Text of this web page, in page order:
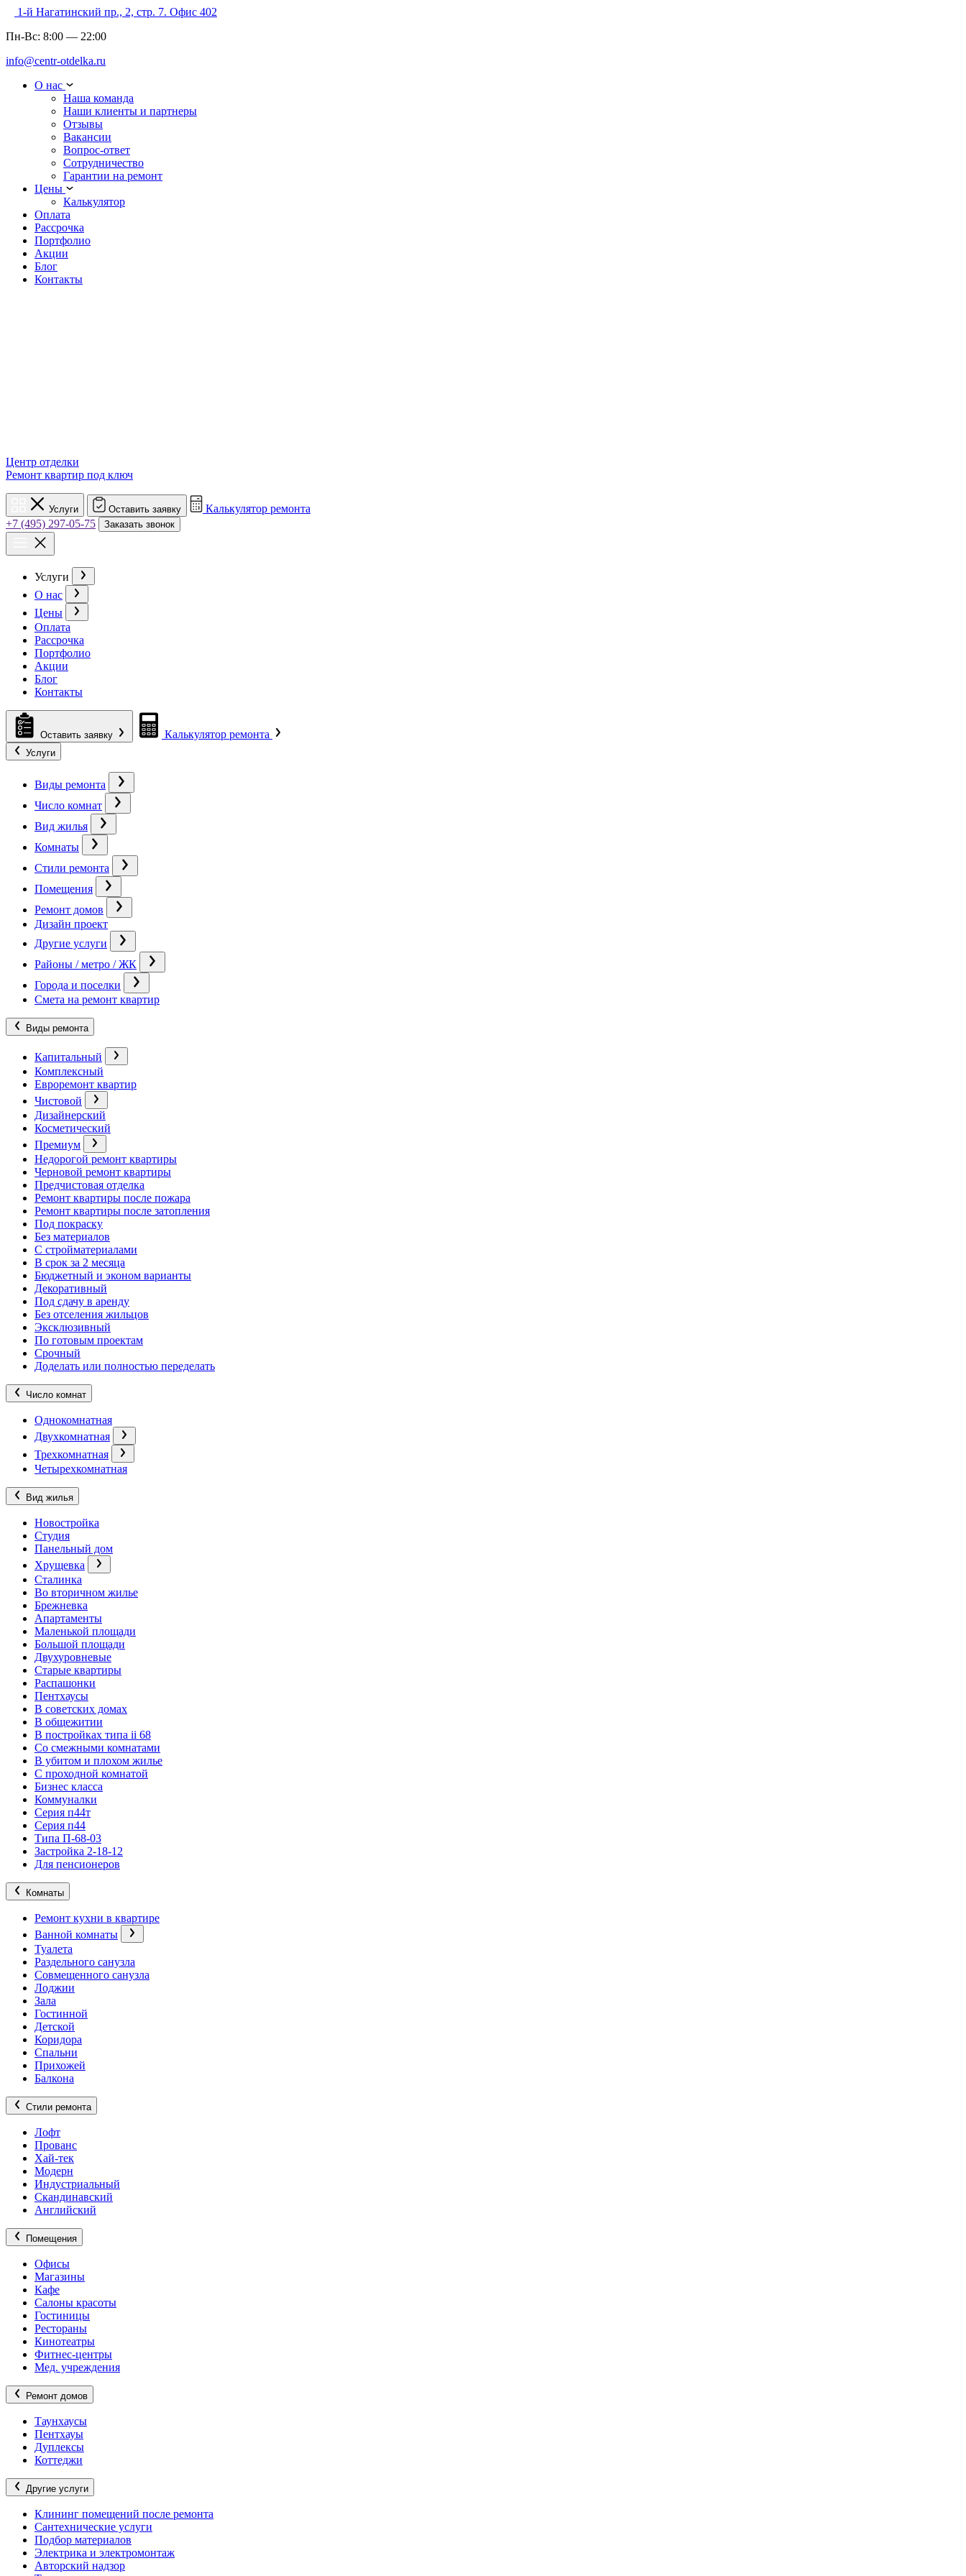
1-й Нагатинский пр., 2, стр. 7. Офис 402
Пн-Вс: 8:00 — 22:00
info@centr-otdelka.ru
О нас
Наша команда
Наши клиенты и партнеры
Отзывы
Вакансии
Вопрос-ответ
Сотрудничество
Гарантии на ремонт
Цены
Калькулятор
Оплата
Рассрочка
Портфолио
Акции
Блог
Контакты
Центр отделки
Ремонт квартир под ключ
Услуги Оставить заявку
Калькулятор ремонта
+7 (495) 297-05-75
Заказать звонок
Услуги
О нас
Цены
Оплата
Рассрочка
Портфолио
Акции
Блог
Контакты
Оставить заявку Калькулятор ремонта
Услуги
Виды ремонта
Число комнат
Вид жилья
Комнаты
Стили ремонта
Помещения
Ремонт домов
Дизайн проект
Другие услуги
Районы / метро / ЖК
Города и поселки
Смета на ремонт квартир
Виды ремонта
Капитальный
Комплексный
Евроремонт квартир
Чистовой
Дизайнерский
Косметический
Премиум
Недорогой ремонт квартиры
Черновой ремонт квартиры
Предчистовая отделка
Ремонт квартиры после пожара
Ремонт квартиры после затопления
Под покраску
Без материалов
С стройматериалами
В срок за 2 месяца
Бюджетный и эконом варианты
Декоративный
Под сдачу в аренду
Без отселения жильцов
Эксклюзивный
По готовым проектам
Срочный
Доделать или полностью переделать
Число комнат
Однокомнатная
Двухкомнатная
Трехкомнатная
Четырехкомнатная
Вид жилья
Новостройка
Студия
Панельный дом
Хрущевка
Сталинка
Во вторичном жилье
Брежневка
Апартаменты
Маленькой площади
Большой площади
Двухуровневые
Старые квартиры
Распашонки
Пентхаусы
В советских домах
В общежитии
В постройках типа ii 68
Со смежными комнатами
В убитом и плохом жилье
С проходной комнатой
Бизнес класса
Коммуналки
Серия п44т
Серия п44
Типа П-68-03
Застройка 2-18-12
Для пенсионеров
Комнаты
Ремонт кухни в квартире
Ванной комнаты
Туалета
Раздельного санузла
Совмещенного санузла
Лоджии
Зала
Гостинной
Детской
Коридора
Спальни
Прихожей
Балкона
Стили ремонта
Лофт
Прованс
Хай-тек
Модерн
Индустриальный
Скандинавский
Английский
Помещения
Офисы
Магазины
Кафе
Салоны красоты
Гостиницы
Рестораны
Кинотеатры
Фитнес-центры
Мед. учреждения
Ремонт домов
Таунхаусы
Пентхауы
Дуплексы
Коттеджи
Другие услуги
Клининг помещений после ремонта
Сантехнические услуги
Подбор материалов
Электрика и электромонтаж
Авторский надзор